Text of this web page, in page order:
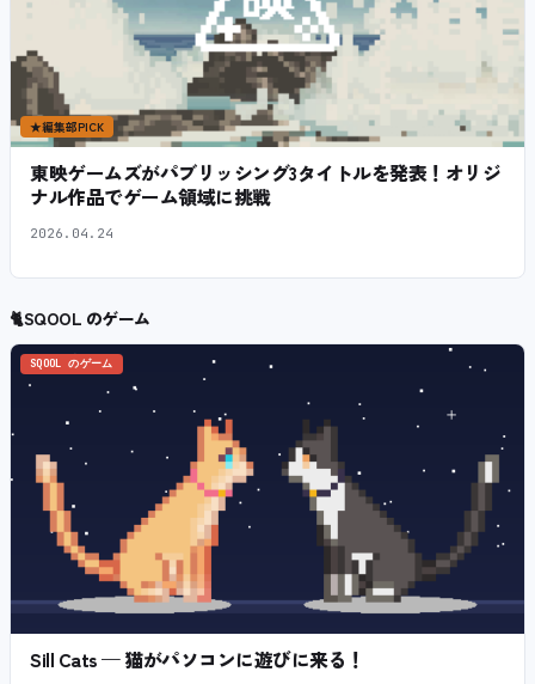
★編集部PICK
東映ゲームズがパブリッシング3タイトルを発表！オリジ
ナル作品でゲーム領域に挑戦
2026.04.24
🐈SQOOL のゲーム
SQOOL のゲーム
Sill Cats — 猫がパソコンに遊びに来る！